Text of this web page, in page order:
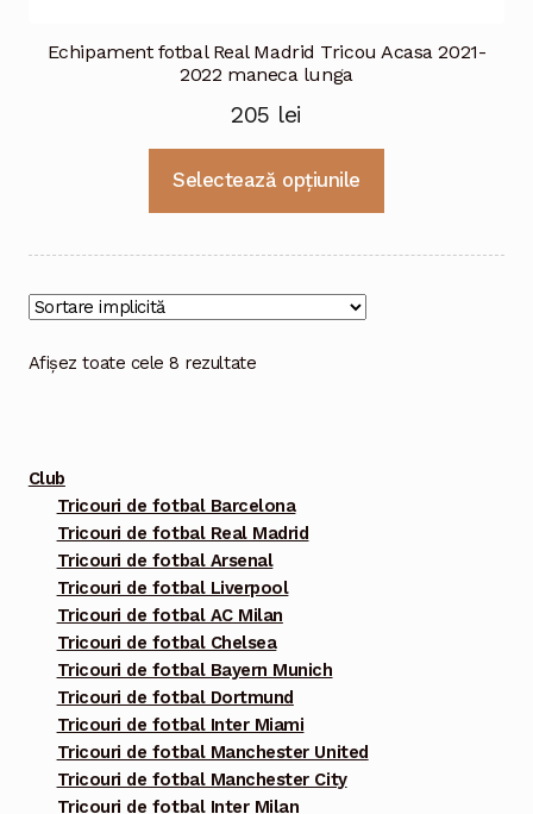
Echipament fotbal Real Madrid Tricou Acasa 2021-
2022 maneca lunga
205 lei
Selectează opțiunile
mai
Afișez toate cele 8 rezultate
Club
Tricouri de fotbal Barcelona
Tricouri de fotbal Real Madrid
Tricouri de fotbal Arsenal
Tricouri de fotbal Liverpool
Tricouri de fotbal AC Milan
Tricouri de fotbal Chelsea
Tricouri de fotbal Bayern Munich
Tricouri de fotbal Dortmund
Tricouri de fotbal Inter Miami
Tricouri de fotbal Manchester United
Tricouri de fotbal Manchester City
Tricouri de fotbal Inter Milan